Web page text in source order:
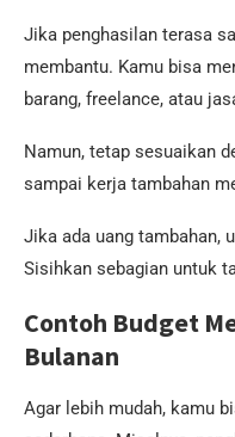
Jika penghasilan terasa
membantu. Kamu bisa
barang, freelance, atau
Namun, tetap sesuaikan
sampai kerja tambahan
Jika ada uang tambahan,
Sisihkan sebagian untuk
Contoh Budget
Bulanan
Agar lebih mudah, kamu